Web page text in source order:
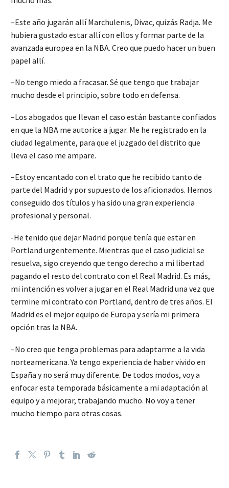
–Este año jugarán allí Marchulenis, Divac, quizás Radja. Me
hubiera gustado estar allí con ellos y formar parte de la
avanzada europea en la NBA. Creo que puedo hacer un buen
papel allí.
–No tengo miedo a fracasar. Sé que tengo que trabajar
mucho desde el principio, sobre todo en defensa.
–Los abogados que llevan el caso están bastante confiados
en que la NBA me autorice a jugar. Me he registrado en la
ciudad legalmente, para que el juzgado del distrito que
lleva el caso me ampare.
–Estoy encantado con el trato que he recibido tanto de
parte del Madrid y por supuesto de los aficionados. Hemos
conseguido dos títulos y ha sido una gran experiencia
profesional y personal.
-He tenido que dejar Madrid porque tenía que estar en
Portland urgentemente. Mientras que el caso judicial se
resuelva, sigo creyendo que tengo derecho a mi libertad
pagando el resto del contrato con el Real Madrid. Es más,
mi intención es volver a jugar en el Real Madrid una vez que
termine mi contrato con Portland, dentro de tres años. El
Madrid es el mejor equipo de Europa y sería mi primera
opción tras la NBA.
–No creo que tenga problemas para adaptarme a la vida
norteamericana. Ya tengo experiencia de haber vivido en
España y no será muy diferente. De todos modos, voy a
enfocar esta temporada básicamente a mi adaptación al
equipo y a mejorar, trabajando mucho. No voy a tener
mucho tiempo para otras cosas.